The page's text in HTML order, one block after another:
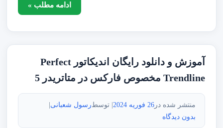
ادامه مطلب »
آموزش و دانلود رایگان اندیکاتور Perfect
Trendline مخصوص فارکس در متاتریدر 5
منتشر شده در26 فوریه 2024 | توسطرسول شعبانی|
بدون دیدگاه